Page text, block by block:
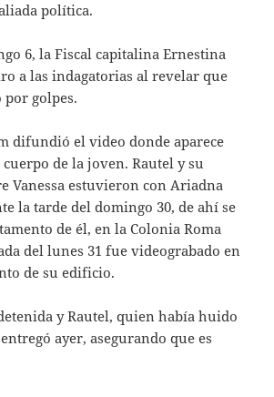
política.
6, la Fiscal capitalina Ernestina
a las indagatorias al revelar que
golpes.
difundió el video donde aparece
de la joven. Rautel y su
Vanessa estuvieron con Ariadna
la tarde del domingo 30, de ahí se
de él, en la Colonia Roma
del lunes 31 fue videograbado en
de su edificio.
y Rautel, quien había huido
ayer, asegurando que es